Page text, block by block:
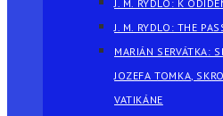
J. M. RYDLO: K
J. M. RYDLO: THE
MARIÁN SERVÁTKA:
JOZEFA TOMKA,
VATIKÁNE